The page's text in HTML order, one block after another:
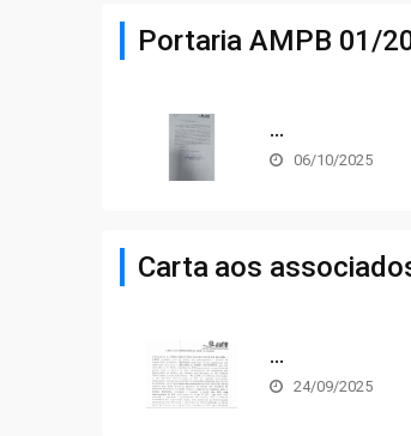
Portaria AMPB 01/
...
06/10/2025
Carta aos
...
24/09/2025